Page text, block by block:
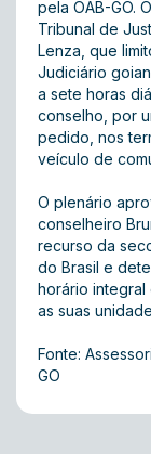
pela OAB-GO.
Tribunal de
Lenza, que
Judiciário
a sete horas
conselho, por
pedido, nos
veículo de
O plenário
conselheiro
recurso da
do Brasil e
horário
as suas
Fonte:
GO